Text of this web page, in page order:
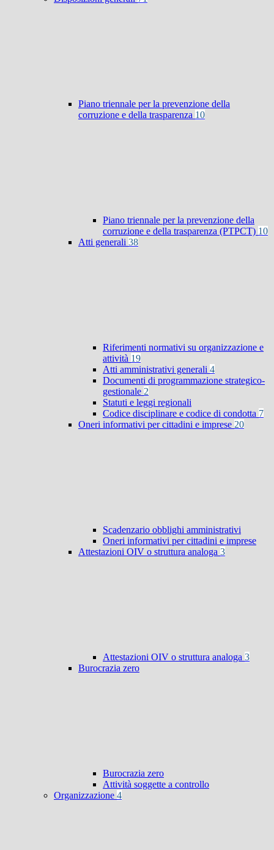
Piano triennale per la prevenzione della
corruzione e della trasparenza 10
Piano triennale per la prevenzione della
corruzione e della trasparenza (PTPCT) 10
Atti generali 38
Riferimenti normativi su organizzazione e
attività 19
Atti amministrativi generali 4
Documenti di programmazione strategico-
gestionale 2
Statuti e leggi regionali
Codice disciplinare e codice di condotta 7
Oneri informativi per cittadini e imprese 20
Scadenzario obblighi amministrativi
Oneri informativi per cittadini e imprese
Attestazioni OIV o struttura analoga 3
Attestazioni OIV o struttura analoga 3
Burocrazia zero
Burocrazia zero
Attività soggette a controllo
Organizzazione 4